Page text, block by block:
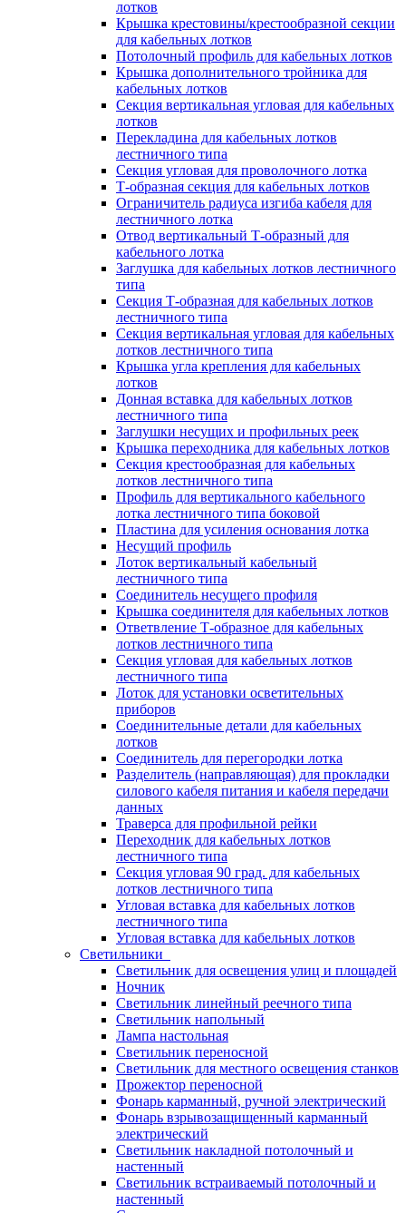
лотков
Крышка крестовины/крестообразной секции
для кабельных лотков
Потолочный профиль для кабельных лотков
Крышка дополнительного тройника для
кабельных лотков
Секция вертикальная угловая для кабельных
лотков
Перекладина для кабельных лотков
лестничного типа
Секция угловая для проволочного лотка
Т-образная секция для кабельных лотков
Ограничитель радиуса изгиба кабеля для
лестничного лотка
Отвод вертикальный Т-образный для
кабельного лотка
Заглушка для кабельных лотков лестничного
типа
Секция Т-образная для кабельных лотков
лестничного типа
Секция вертикальная угловая для кабельных
лотков лестничного типа
Крышка угла крепления для кабельных
лотков
Донная вставка для кабельных лотков
лестничного типа
Заглушки несущих и профильных реек
Крышка переходника для кабельных лотков
Секция крестообразная для кабельных
лотков лестничного типа
Профиль для вертикального кабельного
лотка лестничного типа боковой
Пластина для усиления основания лотка
Несущий профиль
Лоток вертикальный кабельный
лестничного типа
Соединитель несущего профиля
Крышка соединителя для кабельных лотков
Ответвление Т-образное для кабельных
лотков лестничного типа
Секция угловая для кабельных лотков
лестничного типа
Лоток для установки осветительных
приборов
Соединительные детали для кабельных
лотков
Соединитель для перегородки лотка
Разделитель (направляющая) для прокладки
силового кабеля питания и кабеля передачи
данных
Траверса для профильной рейки
Переходник для кабельных лотков
лестничного типа
Секция угловая 90 град. для кабельных
лотков лестничного типа
Угловая вставка для кабельных лотков
лестничного типа
Угловая вставка для кабельных лотков
Светильники
Светильник для освещения улиц и площадей
Ночник
Светильник линейный реечного типа
Светильник напольный
Лампа настольная
Светильник переносной
Светильник для местного освещения станков
Прожектор переносной
Фонарь карманный, ручной электрический
Фонарь взрывозащищенный карманный
электрический
Светильник накладной потолочный и
настенный
Светильник встраиваемый потолочный и
настенный